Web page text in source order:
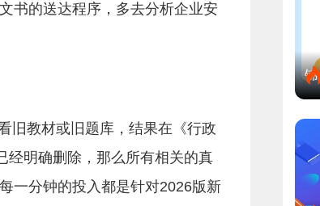
书的送达程序，多去分析企业安
旧教材或旧题库，结果在《行政
经明确删除，那么所有相关的真
一分钟的投入都是针对2026版新
锦